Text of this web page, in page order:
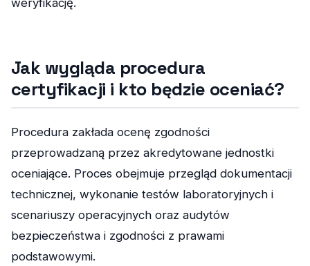
weryfikację.
Jak wygląda procedura
certyfikacji i kto będzie oceniać?
Procedura zakłada ocenę zgodności
przeprowadzaną przez akredytowane jednostki
oceniające. Proces obejmuje przegląd dokumentacji
technicznej, wykonanie testów laboratoryjnych i
scenariuszy operacyjnych oraz audytów
bezpieczeństwa i zgodności z prawami
podstawowymi.